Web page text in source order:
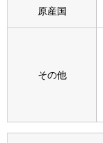
ビー
原産国
その他